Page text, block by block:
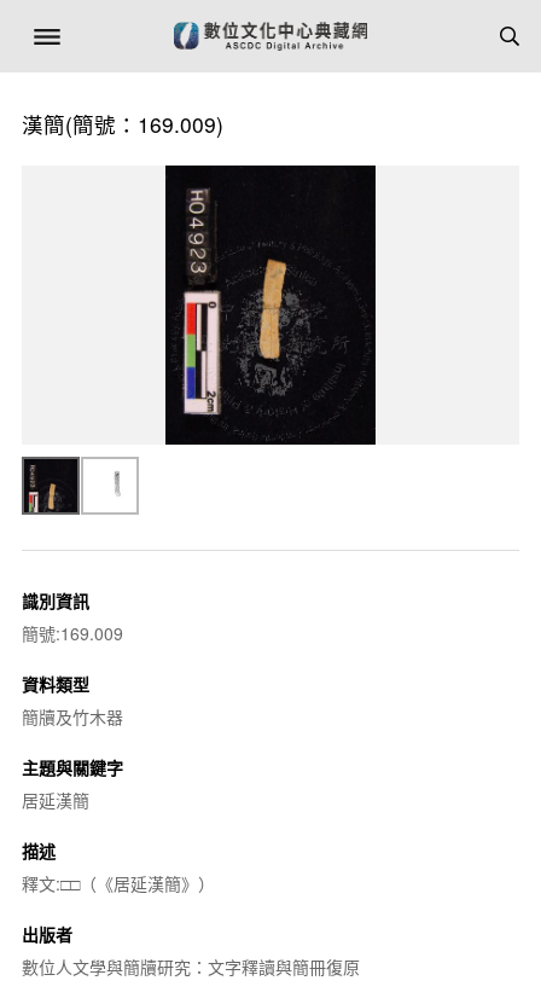
漢簡(簡號：169.009)
識別資訊
簡號:169.009
資料類型
簡牘及竹木器
主題與關鍵字
居延漢簡
描述
釋文:□□（《居延漢簡》）
出版者
數位人文學與簡牘研究：文字釋讀與簡冊復原